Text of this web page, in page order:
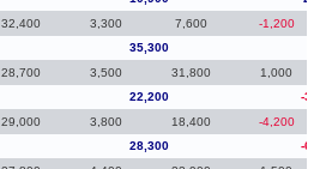
32,400 3,300 7,600 -1,200
35,300
28,700 3,500 31,800 1,000
22,200
-
29,000 3,800 18,400 -4,200
28,300
-